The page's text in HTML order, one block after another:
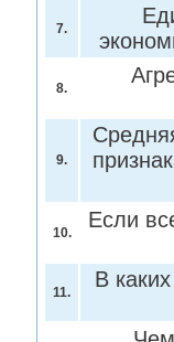
7.
8.
9.
10.
Если
11.
В